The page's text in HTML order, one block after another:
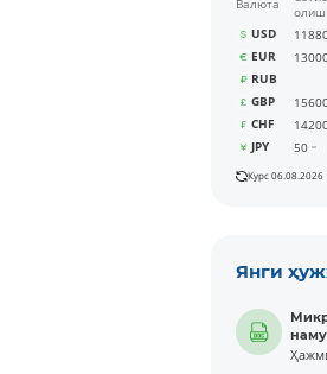
Валюта
олиш
USD
EUR
RUB
GBP
CHF
JPY
50
Курс 06.08.2026
Янги